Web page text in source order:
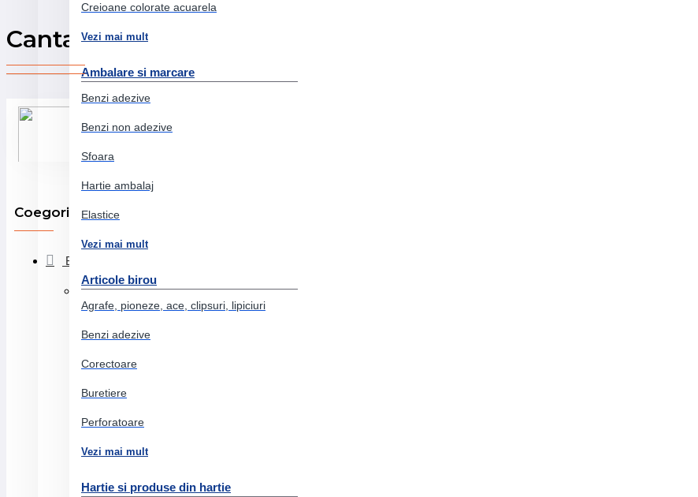
Creioane colorate acuarela
Vezi mai mult
Ambalare si marcare
Benzi adezive
Benzi non adezive
Sfoara
Hartie ambalaj
Elastice
Vezi mai mult
Articole birou
Agrafe, pioneze, ace, clipsuri, lipiciuri
Benzi adezive
Corectoare
Buretiere
Perforatoare
Vezi mai mult
Hartie si produse din hartie
Cantare bebelusi
Coegorii produse
Birotica si papetarie
Arta si grafica
Creioane colorate acuarela